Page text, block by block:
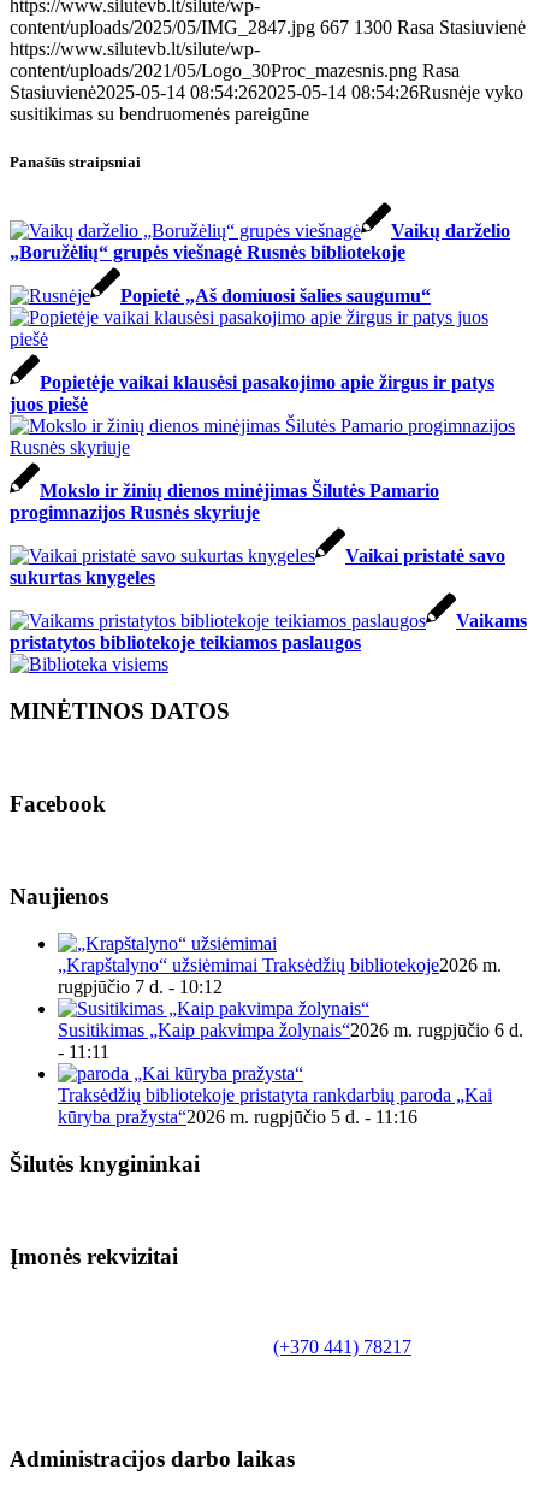
https://www.silutevb.lt/silute/wp-
content/uploads/2025/05/IMG_2847.jpg 667 1300 Rasa Stasiuvienė
https://www.silutevb.lt/silute/wp-
content/uploads/2021/05/Logo_30Proc_mazesnis.png Rasa
Stasiuvienė2025-05-14 08:54:262025-05-14 08:54:26Rusnėje vyko
susitikimas su bendruomenės pareigūne
Panašūs straipsniai
Vaikų darželio
„Boružėlių“ grupės viešnagė Rusnės bibliotekoje
Popietė „Aš domiuosi šalies saugumu“
Popietėje vaikai klausėsi pasakojimo apie žirgus ir patys
juos piešė
Mokslo ir žinių dienos minėjimas Šilutės Pamario
progimnazijos Rusnės skyriuje
Vaikai pristatė savo
sukurtas knygeles
Vaikams
pristatytos bibliotekoje teikiamos paslaugos
MINĖTINOS DATOS
Facebook
Naujienos
„Krapštalyno“ užsiėmimai Traksėdžių bibliotekoje2026 m.
rugpjūčio 7 d. - 10:12
Susitikimas „Kaip pakvimpa žolynais“2026 m. rugpjūčio 6 d.
- 11:11
Traksėdžių bibliotekoje pristatyta rankdarbių paroda „Kai
kūryba pražysta“2026 m. rugpjūčio 5 d. - 11:16
Šilutės knygininkai
Įmonės rekvizitai
(+370 441) 78217
Administracijos darbo laikas